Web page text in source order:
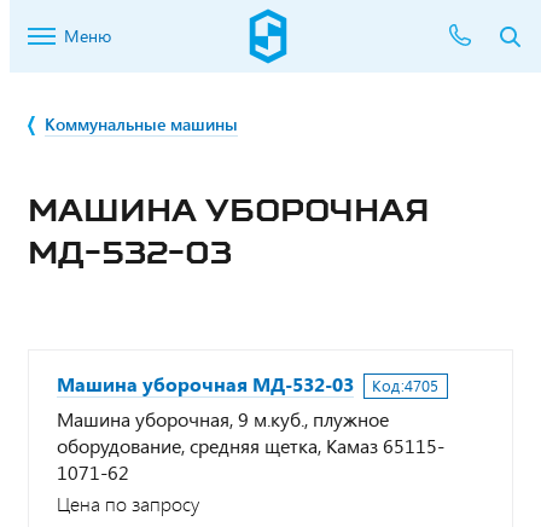
Меню
Коммунальные машины
МАШИНА УБОРОЧНАЯ
МД-532-03
Машина уборочная МД-532-03 Код:4705
Машина уборочная, 9 м.куб., плужное
оборудование, средняя щетка, Камаз 65115-
1071-62
Цена по запросу